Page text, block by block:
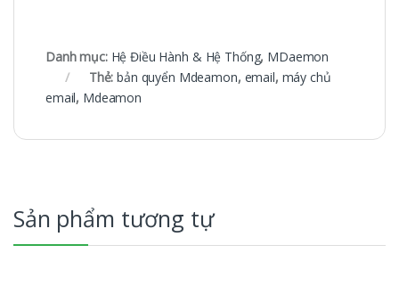
Danh mục: Hệ Điều Hành & Hệ Thống, MDaemon
Thẻ:bản quyển Mdeamon, email, máy chủ
email, Mdeamon
Sản phẩm tương tự